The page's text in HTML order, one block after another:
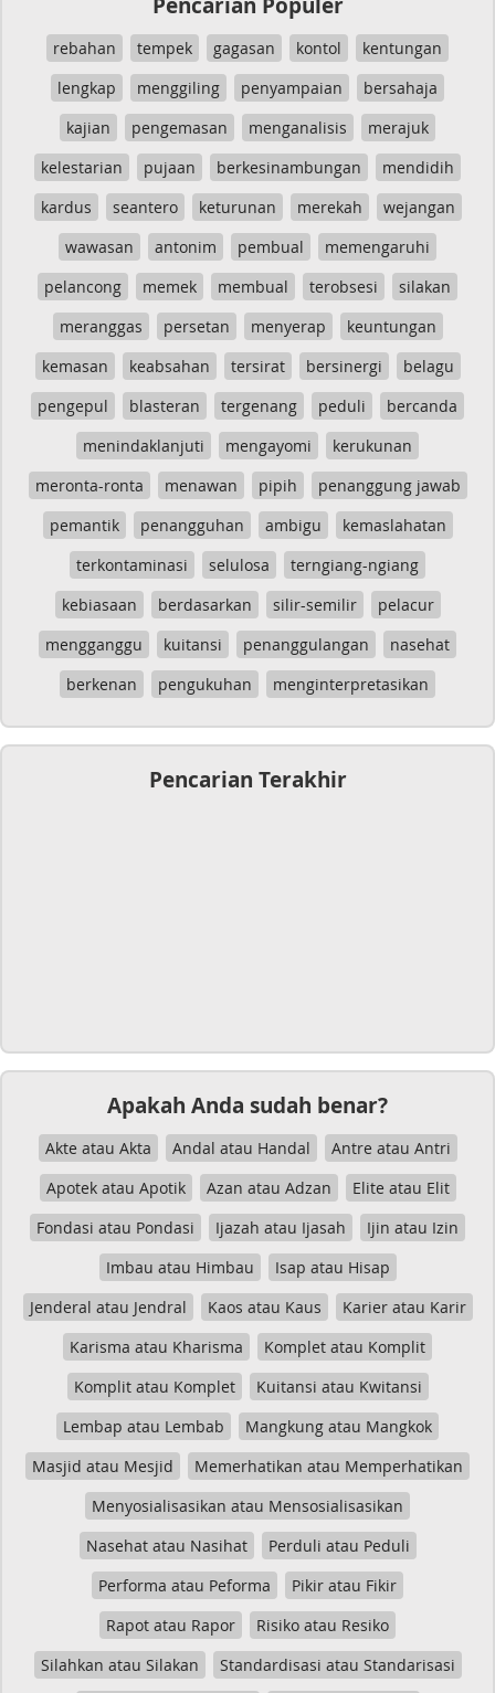
rebahan tempek gagasan kontol
kentungan
lengkap
menggiling penyampaian
bersahaja
kajian
pengemasan menganalisis
merajuk
kelestarian
pujaan berkesinambungan
mendidih
kardus
seantero keturunan merekah
wejangan
wawasan
antonim pembual
memengaruhi
pelancong
memek membual terobsesi
silakan
meranggas
persetan menyerap
keuntungan
kemasan
keabsahan tersirat bersinergi
belagu
pengepul
blasteran tergenang peduli
bercanda
menindaklanjuti
mengayomi
kerukunan
meronta-ronta
menawan pipih
penanggung jawab
pemantik
penangguhan ambigu
kemaslahatan
terkontaminasi
selulosa
terngiang-ngiang
kebiasaan
berdasarkan silir-semilir
pelacur
mengganggu
kuitansi penanggulangan
nasehat
berkenan
pengukuhan menginterpretasikan
Pencarian Terakhir
Apakah Anda sudah benar?
Akte atau Akta Andal atau Handal
Antre atau Antri
Apotek atau Apotik
Azan atau Adzan
Elite atau Elit
Fondasi atau Pondasi
Ijazah atau Ijasah
Ijin atau Izin
Imbau atau Himbau
Isap atau Hisap
Jenderal atau Jendral
Kaos atau Kaus
Karier atau Karir
Karisma atau Kharisma
Komplet atau Komplit
Komplit atau Komplet
Kuitansi atau Kwitansi
Lembap atau Lembab
Mangkung atau Mangkok
Masjid atau Mesjid
Memerhatikan atau Memperhatikan
Menyosialisasikan atau Mensosialisasikan
Nasehat atau Nasihat
Perduli atau Peduli
Performa atau Peforma
Pikir atau Fikir
Rapot atau Rapor
Risiko atau Resiko
Silahkan atau Silakan
Standardisasi atau Standarisasi